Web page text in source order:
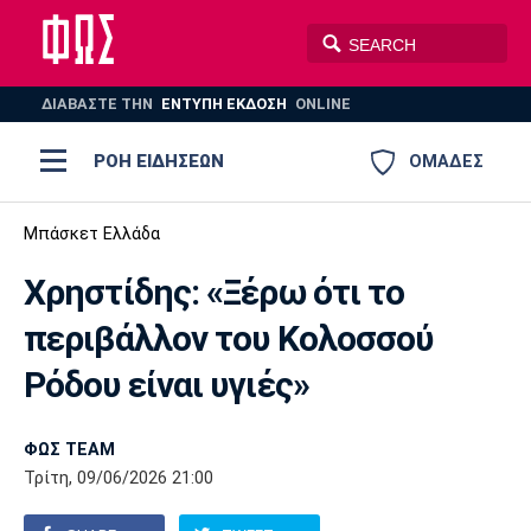
ΔΙΑΒΑΣΤΕ THN ΕΝΤΥΠΗ ΕΚΔΟΣΗ ONLINE
ΟΜΑΔΕΣ
ΡΟΗ ΕΙΔΗΣΕΩΝ
ΠΟΔΟΣΦΑΙΡΟ
ΠΟΛΟ ΣΠΟΡ
AUTO-MOTO PLUS
Ποδόσφαιρο
Super League 1
Super League 2
Ελλάδα
Μπάσκετ
Ελλάδα
EuroLeague
Ολυμπιακοί Αγώνες
Πόλο
Ολυμπιακός ΑΕΚ ΠΑΟΚ
Παναθηναϊκός
Μπάσκετ Ελλάδα
Χρηστίδης: «Ξέρω ότι το
περιβάλλον του Κολοσσού
Ρόδου είναι υγιές»
ΦΩΣ TEAM
Τρίτη, 09/06/2026 21:00